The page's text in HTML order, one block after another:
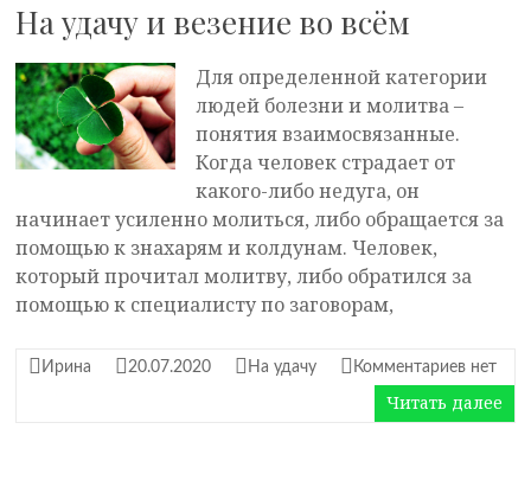
На удачу и везение во всём
Для определенной категории
людей болезни и молитва –
понятия взаимосвязанные.
Когда человек страдает от
какого-либо недуга, он
начинает усиленно молиться, либо обращается за
помощью к знахарям и колдунам. Человек,
который прочитал молитву, либо обратился за
помощью к специалисту по заговорам,
Ирина 20.07.2020 На удачу Комментариев нет
Читать далее